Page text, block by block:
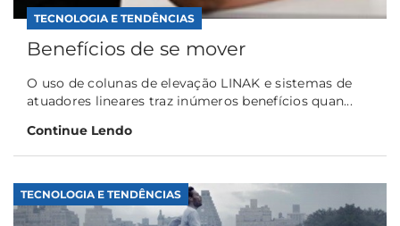
TECNOLOGIA E TENDÊNCIAS
Benefícios de se mover
O uso de colunas de elevação LINAK e sistemas de
atuadores lineares traz inúmeros benefícios quan...
Continue Lendo
TECNOLOGIA E TENDÊNCIAS